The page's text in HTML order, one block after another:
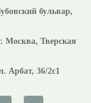
бульвар,
Москва, Тверская
Арбат, 36/2с1